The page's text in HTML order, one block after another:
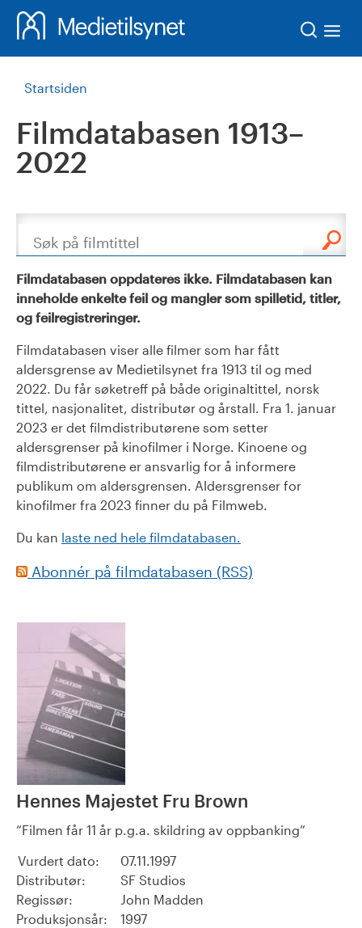
Startsiden
Filmdatabasen 1913–
2022
Søk
Filmdatabasen oppdateres ikke. Filmdatabasen kan
inneholde enkelte feil og mangler som spilletid, titler,
og feilregistreringer.
Filmdatabasen viser alle filmer som har fått
aldersgrense av Medietilsynet fra 1913 til og med
2022. Du får søketreff på både originaltittel, norsk
tittel, nasjonalitet, distributør og årstall. Fra 1. januar
2023 er det filmdistributørene som setter
aldersgrenser på kinofilmer i Norge. Kinoene og
filmdistributørene er ansvarlig for å informere
publikum om aldersgrensen. Aldersgrenser for
kinofilmer fra 2023 finner du på Filmweb.
Du kan laste ned hele filmdatabasen.
Abonnér på filmdatabasen (RSS)
Hennes Majestet Fru Brown
Filmen får 11 år p.g.a. skildring av oppbanking
Vurdert dato:
07.11.1997
Distributør:
SF Studios
Regissør:
John Madden
Produksjonsår:
1997